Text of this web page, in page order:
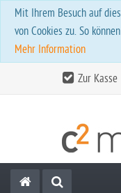
Mit Ihrem Besuch auf
von Cookies zu. So
Mehr Information
Zur Kasse